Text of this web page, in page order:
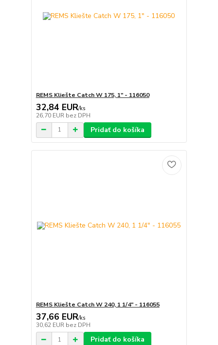
REMS Kliešte Catch W 175, 1" - 116050
32,84 EUR/ks
26,70 EUR bez DPH
Pridať do košíka
REMS Kliešte Catch W 240, 1 1/4" - 116055
37,66 EUR/ks
30,62 EUR bez DPH
Pridať do košíka